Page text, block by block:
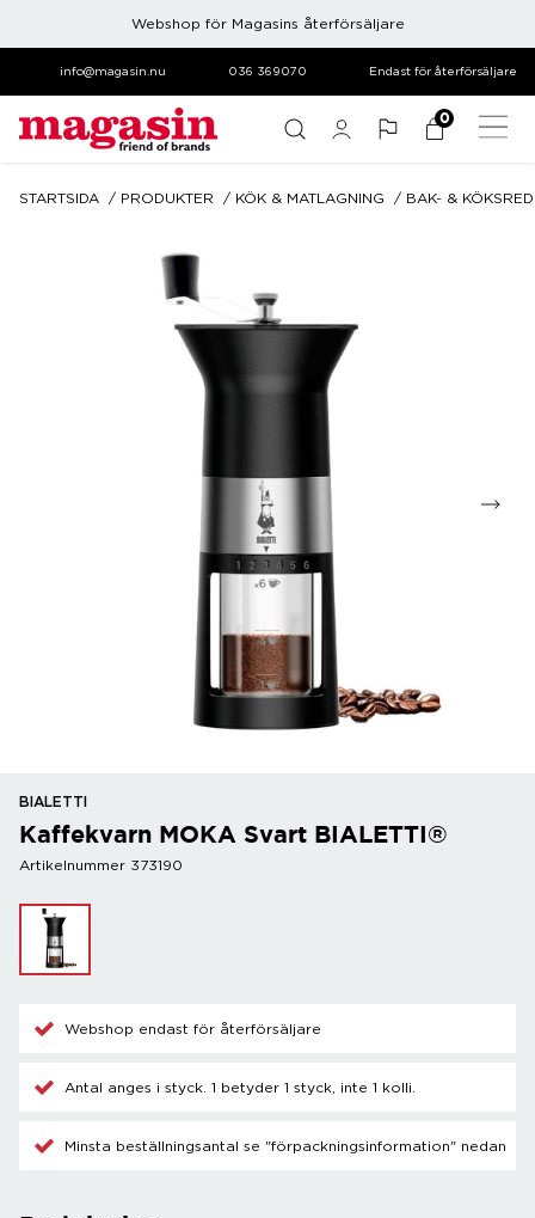
Webshop för Magasins återförsäljare
info@magasin.nu 036 369070 Endast för återförsäljare
0
STARTSIDA PRODUKTER KÖK & MATLAGNING BAK- &
BIALETTI
Kaffekvarn MOKA Svart BIALETTI®
Artikelnummer 373190
Webshop endast för återförsäljare
Antal anges i styck. 1 betyder 1 styck, inte 1 kolli.
Minsta beställningsantal se "förpackningsinformation" nedan